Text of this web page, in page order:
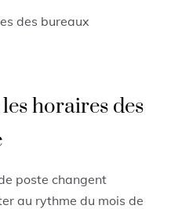
horaires des
poste changent
au rythme du mois de